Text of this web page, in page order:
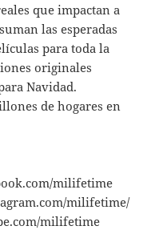
que impactan a
las esperadas
para toda la
originales
Navidad.
de hogares en
milifetime
milifetime/
milifetime